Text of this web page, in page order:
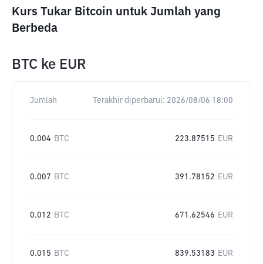
Kurs Tukar Bitcoin untuk Jumlah yang
Berbeda
BTC ke EUR
Jumlah Terakhir diperbarui: 2026/08/06 18:00
0.004 BTC 223.87515 EUR
0.007 BTC 391.78152 EUR
0.012 BTC 671.62546 EUR
0.015 BTC 839.53183 EUR